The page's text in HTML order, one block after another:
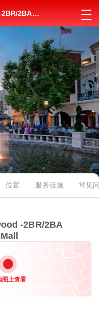
2BA
位置 服务设施 常见
-2BR/2BA
图上查看